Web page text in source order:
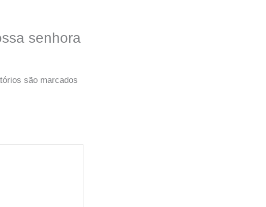
senhora
são marcados